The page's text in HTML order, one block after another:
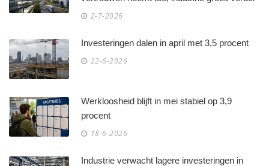
2-7-2026
Investeringen dalen in april met 3,5 procent
22-6-2026
Werkloosheid blijft in mei stabiel op 3,9
procent
18-6-2026
Industrie verwacht lagere investeringen in